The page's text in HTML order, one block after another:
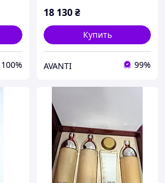
100%
18 130₴
Купить
AVANTI 99%